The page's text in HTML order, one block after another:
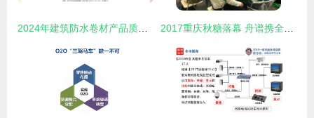
2024年建筑防水卷材产品质量市级监督抽查情况公告 第17期——建筑材料订货、销售及管理服务综述 2017重庆秋糖落幕 舟谱携全套技术解决方案展智能管理新业态